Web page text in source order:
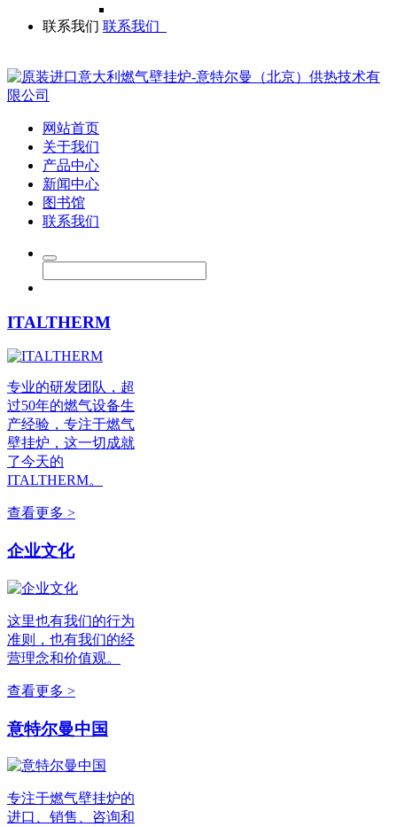
联系我们 联系我们
网站首页
关于我们
产品中心
新闻中心
图书馆
联系我们
ITALTHERM
专业的研发团队，超
过50年的燃气设备生
产经验，专注于燃气
壁挂炉，这一切成就
了今天的
ITALTHERM。
查看更多 >
企业文化
这里也有我们的行为
准则，也有我们的经
营理念和价值观。
查看更多 >
意特尔曼中国
专注于燃气壁挂炉的
进口、销售、咨询和